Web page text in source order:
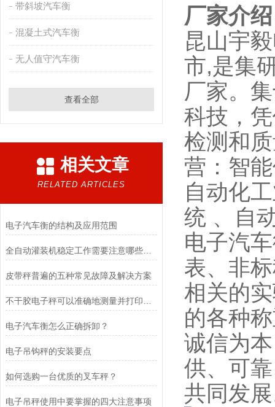
带斜坡汽车衡
混凝土式汽车衡
无人值守汽车衡
查看全部
相关文章
RELATED ARTICLES
电子汽车衡的结构及应用范围
全自动灌装机稳定工作需要注意哪些方面？
皮带秤普遍的五种常见故障及解决方案
电子汽车衡怎么正确拆卸？
电子吊钩秤的安装要点
如何选购一台优质的叉车秤？
电子吊秤使用中要掌握的四大注意事项
厂家介绍
昆山宇
市,是集
厂家。
科技，
检测和
营：智
自动化
统 、自
电子汽
表、非
相关的
的各种
诚信为
供、可
共同发